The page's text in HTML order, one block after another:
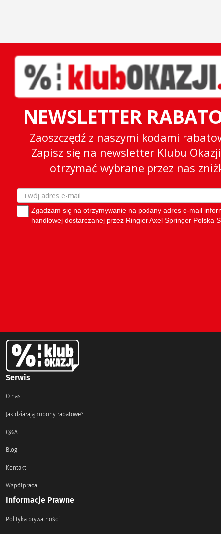
Serwis
O nas
Jak działają kupony rabatowe?
Q&A
Blog
Kontakt
Współpraca
Informacje Prawne
Polityka prywatności